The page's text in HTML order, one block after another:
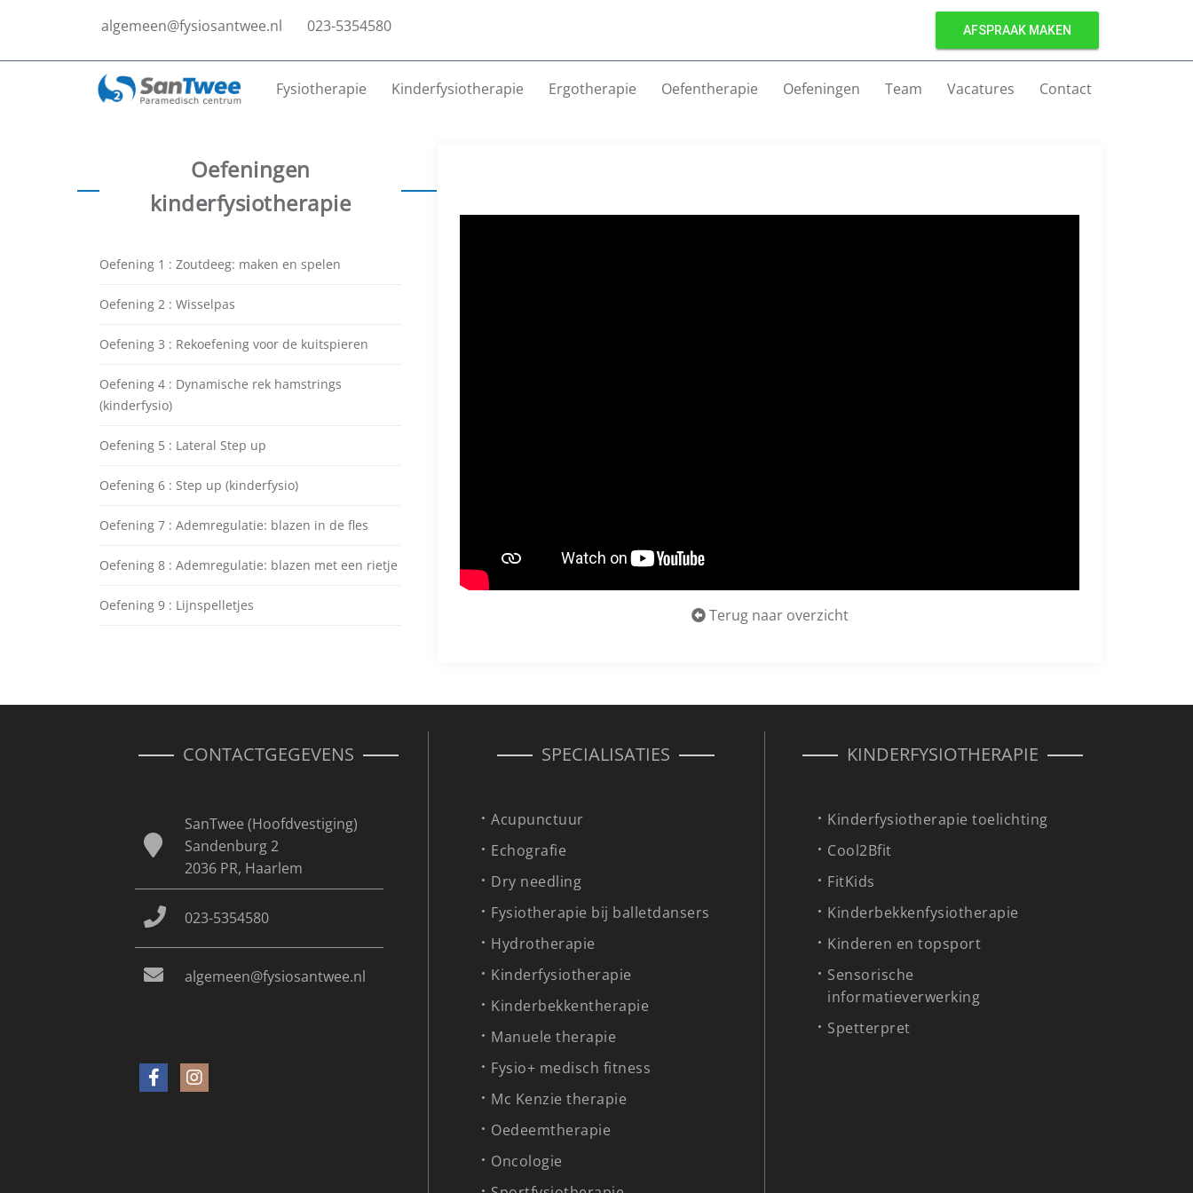
algemeen@fysiosantwee.nl 023-5354580 AFSPRAAK MAKEN
Fysiotherapie Kinderfysiotherapie Ergotherapie Oefentherapie Oefeningen Team Vacatures Contact
Oefeningen
kinderfysiotherapie
Oefening 1 : Zoutdeeg: maken en spelen
Oefening 2 : Wisselpas
Oefening 3 : Rekoefening voor de kuitspieren
Oefening 4 : Dynamische rek hamstrings
(kinderfysio)
Oefening 5 : Lateral Step up
Oefening 6 : Step up (kinderfysio)
Oefening 7 : Ademregulatie: blazen in de fles
Oefening 8 : Ademregulatie: blazen met een rietje
Oefening 9 : Lijnspelletjes
Terug naar overzicht
CONTACTGEGEVENS
SanTwee (Hoofdvestiging)
Sandenburg 2
2036 PR, Haarlem
023-5354580
algemeen@fysiosantwee.nl
SPECIALISATIES
Acupunctuur
Echografie
Dry needling
Fysiotherapie bij balletdansers
Hydrotherapie
Kinderfysiotherapie
Kinderbekkentherapie
Manuele therapie
Fysio+ medisch fitness
Mc Kenzie therapie
Oedeemtherapie
Oncologie
KINDERFYSIOTHERAPIE
Kinderfysiotherapie toelichting
Cool2Bfit
FitKids
Kinderbekkenfysiotherapie
Kinderen en topsport
Sensorische
informatieverwerking
Spetterpret